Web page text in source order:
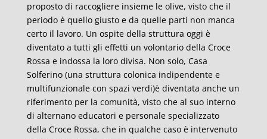
proposto di raccogliere insieme le olive, visto che il
periodo è quello giusto e da quelle parti non manca
certo il lavoro. Un ospite della struttura oggi è
diventato a tutti gli effetti un volontario della Croce
Rossa e indossa la loro divisa. Non solo, Casa
Solferino (una struttura colonica indipendente e
multifunzionale con spazi verdi)è diventata anche un
riferimento per la comunità, visto che al suo interno
di alternano educatori e personale specializzato
della Croce Rossa, che in qualche caso è intervenuto